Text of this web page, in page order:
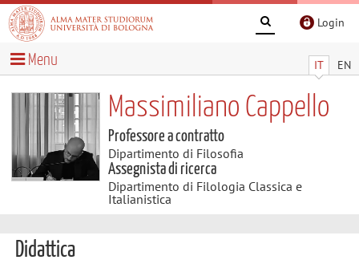
Login
IT EN
Menu
Massimiliano Cappello
Professore a contratto
Dipartimento di Filosofia
Assegnista di ricerca
Dipartimento di Filologia Classica e
Italianistica
Didattica